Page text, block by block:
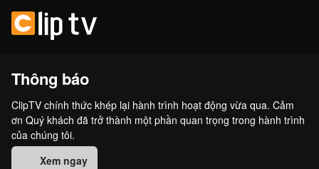
Thông báo
ClipTV chính thức khép lại hành trình hoạt động vừa qua. Cảm
ơn Quý khách đã trở thành một phần quan trọng trong hành trình
của chúng tôi.
Xem ngay